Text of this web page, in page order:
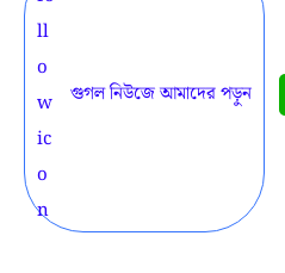
গুগল নিউজে আমাদের পড়ুন